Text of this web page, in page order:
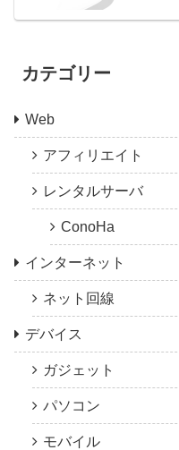
カテゴリー
Web
アフィリエイト
レンタルサーバ
ConoHa
インターネット
ネット回線
デバイス
ガジェット
パソコン
モバイル